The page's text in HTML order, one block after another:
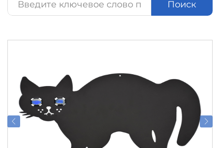
Поиск